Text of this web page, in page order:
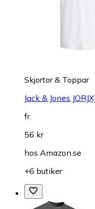
Skjortor & Toppar
Jack & Jones
fr.
56 kr
hos Amazon.se
+6 butiker